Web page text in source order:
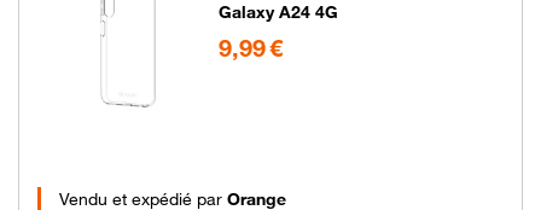
Galaxy A24 4G
9,99 €
Vendu et expédié par Orange